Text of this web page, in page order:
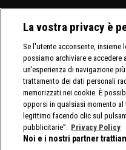
La vostra privacy è
Se l'utente acconsente, insieme
possiamo archiviare e
un'esperienza di navigazione
trattamento dei dati personali
memorizzati nei cookie. È
opporsi in qualsiasi momento
legittimo facendo clic sul
pubblicitarie”. Privacy Policy
Noi e i nostri partner